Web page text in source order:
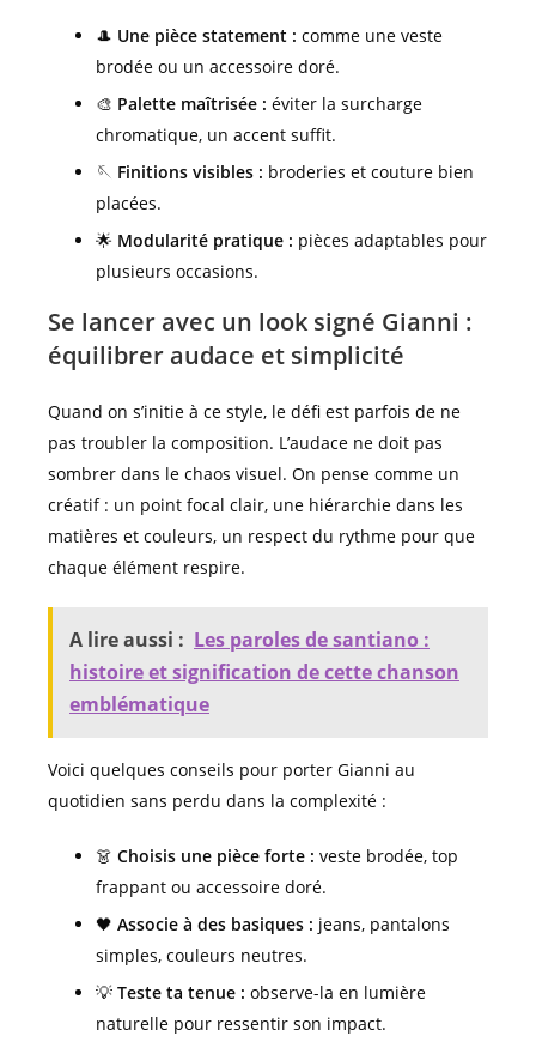
🎩 Une pièce statement : comme une veste
brodée ou un accessoire doré.
🎨 Palette maîtrisée : éviter la surcharge
chromatique, un accent suffit.
🪡 Finitions visibles : broderies et couture bien
placées.
🌟 Modularité pratique : pièces adaptables pour
plusieurs occasions.
Se lancer avec un look signé Gianni :
équilibrer audace et simplicité
Quand on s’initie à ce style, le défi est parfois de ne
pas troubler la composition. L’audace ne doit pas
sombrer dans le chaos visuel. On pense comme un
créatif : un point focal clair, une hiérarchie dans les
matières et couleurs, un respect du rythme pour que
chaque élément respire.
A lire aussi : Les paroles de santiano :
histoire et signification de cette chanson
emblématique
Voici quelques conseils pour porter Gianni au
quotidien sans perdu dans la complexité :
👗 Choisis une pièce forte : veste brodée, top
frappant ou accessoire doré.
🖤 Associe à des basiques : jeans, pantalons
simples, couleurs neutres.
💡 Teste ta tenue : observe-la en lumière
naturelle pour ressentir son impact.